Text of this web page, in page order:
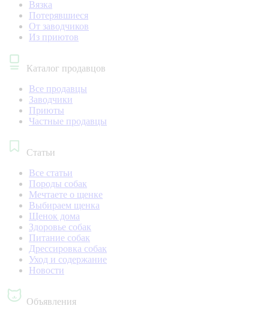
Вязка
Потерявшиеся
От заводчиков
Из приютов
Каталог продавцов
Все продавцы
Заводчики
Приюты
Частные продавцы
Статьи
Все статьи
Породы собак
Мечтаете о щенке
Выбираем щенка
Щенок дома
Здоровье собак
Питание собак
Дрессировка собак
Уход и содержание
Новости
Объявления